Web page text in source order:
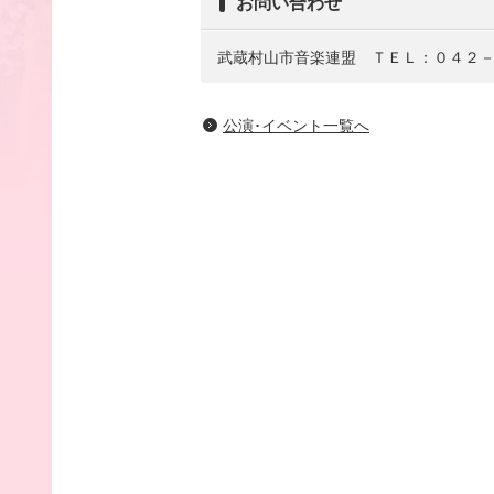
武蔵村山市音楽連盟 ＴＥＬ：０４２
公演･イベント一覧へ